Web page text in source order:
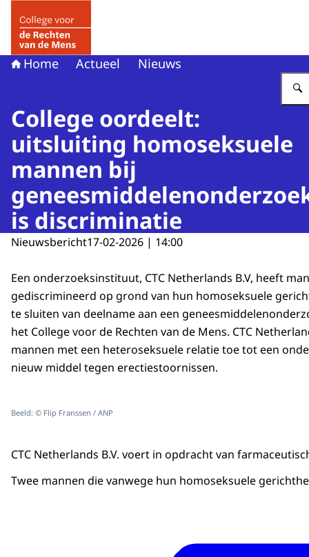
Home Actueel Nieuws
College oordeelt:
uitsluiting homoseksuele
mannen bij
is discriminatie
Nieuwsbericht17-02-2026 | 14:00
Een onderzoeksinstituut, CTC Netherlands B.V, heeft
gediscrimineerd op grond van hun homoseksuele
te sluiten van deelname aan een
het College voor de Rechten van de Mens. CTC
mannen met een heteroseksuele relatie toe tot een
nieuw middel tegen erectiestoornissen.
Beeld: © Flip Franssen / ANP
CTC Netherlands B.V. voert in opdracht van
Twee mannen die vanwege hun homoseksuele